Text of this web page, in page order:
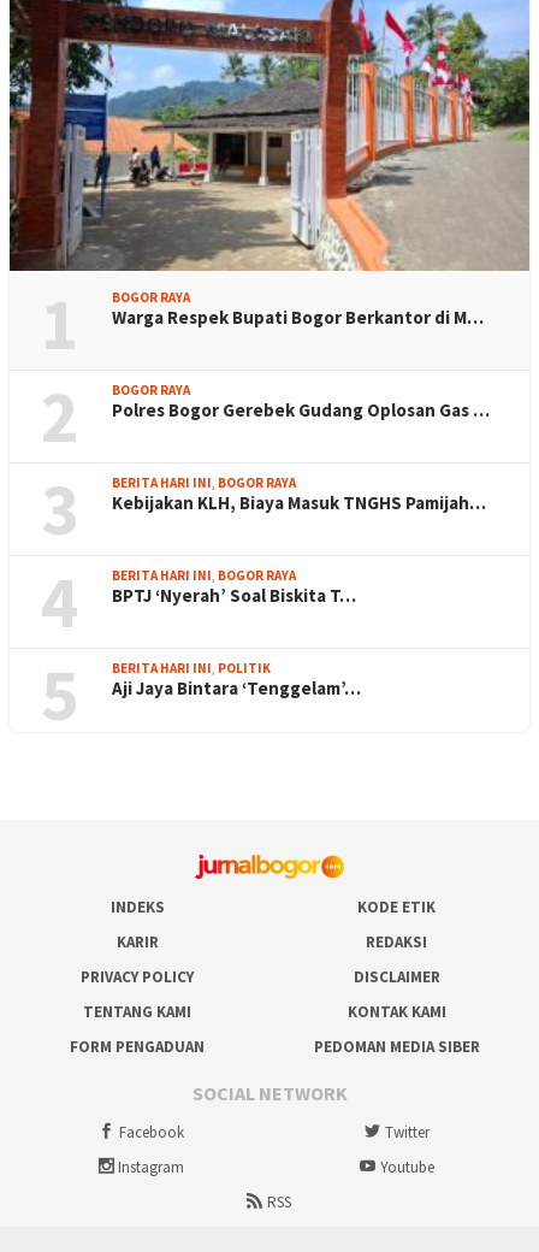
1 BOGOR RAYA
Warga Respek Bupati Bogor Berkantor di M…
2 BOGOR RAYA
Polres Bogor Gerebek Gudang Oplosan Gas …
3 BERITA HARI INI, BOGOR RAYA
Kebijakan KLH, Biaya Masuk TNGHS Pamijah…
4 BERITA HARI INI, BOGOR RAYA
BPTJ ‘Nyerah’ Soal Biskita T…
5 BERITA HARI INI, POLITIK
Aji Jaya Bintara ‘Tenggelam’…
INDEKS
KODE ETIK
KARIR
REDAKSI
PRIVACY POLICY
DISCLAIMER
TENTANG KAMI
KONTAK KAMI
FORM PENGADUAN
PEDOMAN MEDIA SIBER
SOCIAL NETWORK
Facebook
Twitter
Instagram
Youtube
RSS